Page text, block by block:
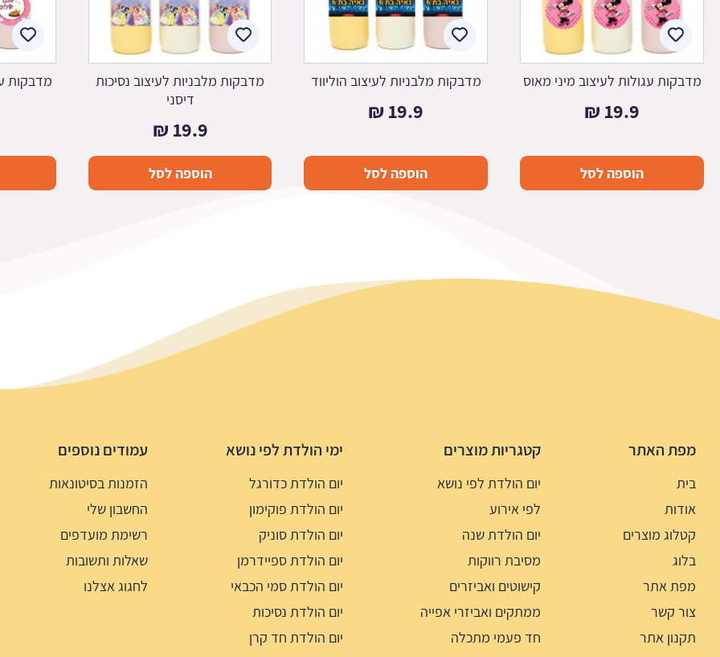
מדבקות עגולות לעיצוב מיני מאוס
19.9
₪
הוספה לסל
מדבקות מלבניות לעיצוב הוליווד
19.9
₪
הוספה לסל
מדבקות מלבניות לעיצוב נסיכות
דיסני
19.9
₪
הוספה לסל
מדבקות
מפת האתר
בית
אודות
קטלוג מוצרים
בלוג
מפת אתר
צור קשר
תקנון אתר
קטגריות מוצרים
יום הולדת לפי נושא
לפי אירוע
יום הולדת שנה
מסיבת רווקות
קישוטים ואביזרים
ממתקים ואביזרי אפייה
חד פעמי מתכלה
ימי הולדת לפי נושא
יום הולדת כדורגל
יום הולדת פוקימון
יום הולדת סוניק
יום הולדת ספיידרמן
יום הולדת סמי הכבאי
יום הולדת נסיכות
יום הולדת חד קרן
עמודים נוספים
הזמנות בסיטונאות
החשבון שלי
רשימת מועדפים
שאלות ותשובות
לחגוג אצלנו